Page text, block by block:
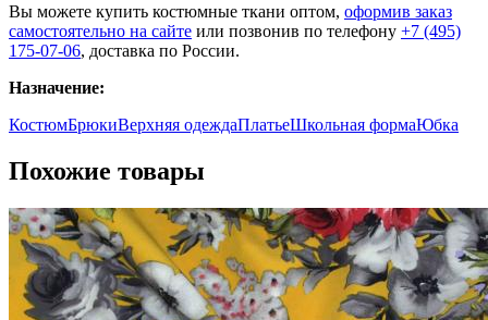
Вы можете купить костюмные ткани оптом, оформив заказ
самостоятельно на сайте или позвонив по телефону +7 (495)
175-07-06, доставка по России.
Назначение:
КостюмБрюкиВерхняя одеждаПлатьеШкольная формаЮбка
Похожие товары